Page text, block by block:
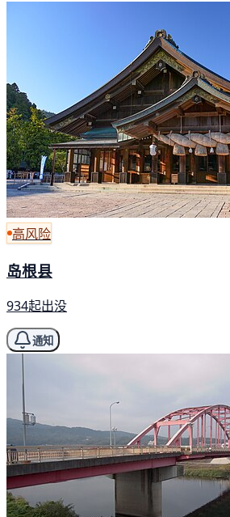
高风险
岛根县
934起出没
通知